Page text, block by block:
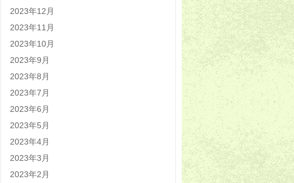
2023年12月
2023年11月
2023年10月
2023年9月
2023年8月
2023年7月
2023年6月
2023年5月
2023年4月
2023年3月
2023年2月